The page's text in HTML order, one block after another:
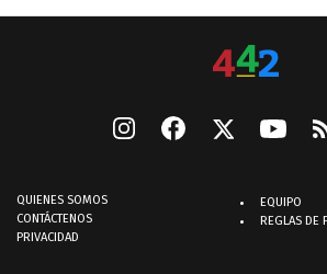
QUIENES SOMOS
CONTÁCTENOS
PRIVACIDAD
EQUIPO
REGLAS DE